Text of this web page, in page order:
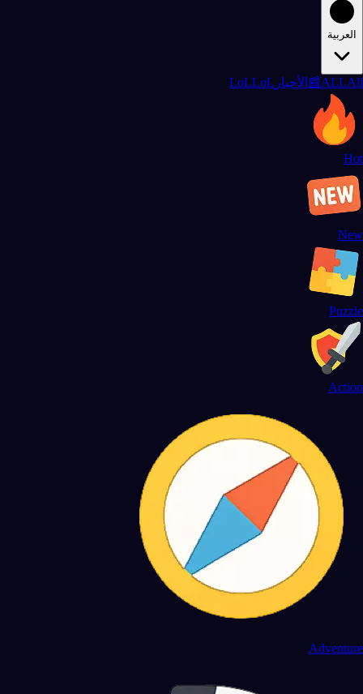
العربية
ALLAll
📰 الأخبار LoLLoL
Hot
New
Puzzle
Action
Adventure